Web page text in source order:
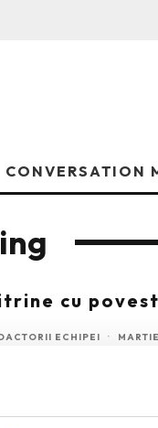
CONVERSATION
cu
ECHIPEI ·